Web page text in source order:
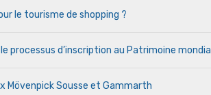
le tourisme de shopping ?
processus d’inscription au Patrimoine mondial
Mövenpick Sousse et Gammarth